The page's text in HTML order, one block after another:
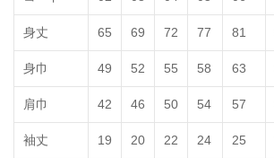
身丈 65 69 72 77 81
身巾 49 52 55 58 63
肩巾 42 46 50 54 57
袖丈 19 20 22 24 25